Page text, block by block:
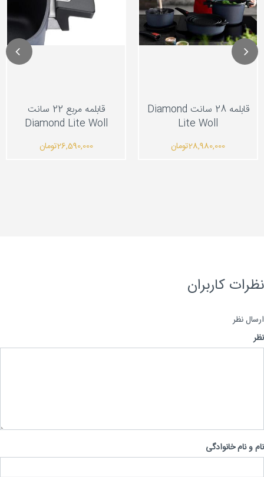
قابلمه مربع 22 سانت
Diamond Lite Woll
26,590,000تومان
قابلمه 28 سانت Diamond
Lite Woll
28,980,000تومان
کاربران
نظر
و نام خانوادگی